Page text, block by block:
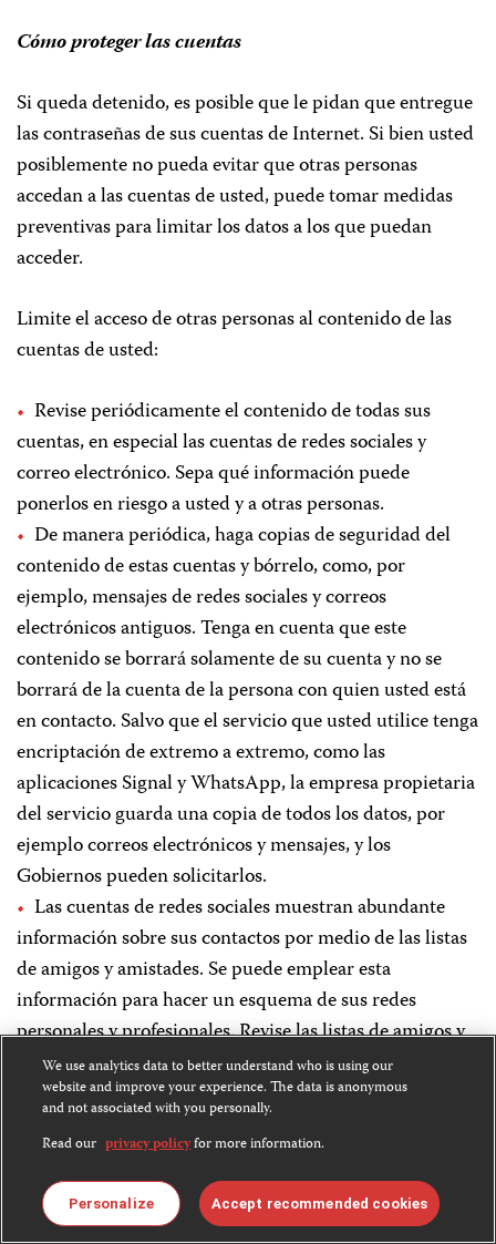
Cómo proteger las cuentas
Si queda detenido, es posible que le pidan que entregue
las contraseñas de sus cuentas de Internet. Si bien usted
posiblemente no pueda evitar que otras personas
accedan a las cuentas de usted, puede tomar medidas
preventivas para limitar los datos a los que puedan
acceder.
Limite el acceso de otras personas al contenido de las
cuentas de usted:
Revise periódicamente el contenido de todas sus
cuentas, en especial las cuentas de redes sociales y
correo electrónico. Sepa qué información puede
ponerlos en riesgo a usted y a otras personas.
De manera periódica, haga copias de seguridad del
contenido de estas cuentas y bórrelo, como, por
ejemplo, mensajes de redes sociales y correos
electrónicos antiguos. Tenga en cuenta que este
contenido se borrará solamente de su cuenta y no se
borrará de la cuenta de la persona con quien usted está
en contacto. Salvo que el servicio que usted utilice tenga
encriptación de extremo a extremo, como las
aplicaciones Signal y WhatsApp, la empresa propietaria
del servicio guarda una copia de todos los datos, por
ejemplo correos electrónicos y mensajes, y los
Gobiernos pueden solicitarlos.
Las cuentas de redes sociales muestran abundante
información sobre sus contactos por medio de las listas
de amigos y amistades. Se puede emplear esta
información para hacer un esquema de sus redes
personales y profesionales. Revise las listas de amigos y
seguidores en las redes sociales y saque a toda persona
que usted crea que ponga en riesgo a usted y a otros.
Una copia de estos datos seguirá existiendo en el
servidor de la empresa y los Gobiernos pueden
solicitarla.
Tenga en cuenta que las fotos y los videos
We use analytics data to better understand who is using our
website and improve your experience. The data is anonymous
and not associated with you personally.
Read our privacy policyfor more information.
Personalize Accept recommended cookies